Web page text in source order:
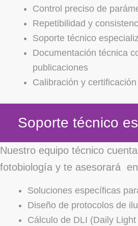
Control preciso de
Repetibilidad y
Soporte técnico
Documentación técnica
publicaciones
Calibración y
Soporte técnico
Nuestro equipo técnico
fotobiología y te asesorará
Soluciones específicas
Diseño de protocolos de
Cálculo de DLI (Daily